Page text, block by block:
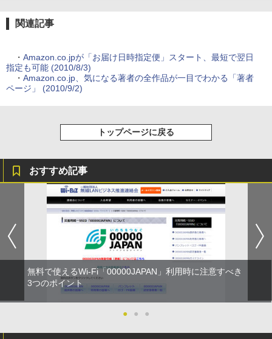
関連記事
・ Amazon.co.jpが「お届け日時指定便」スタート、最短で翌日
指定も可能 (2010/8/3)
・ Amazon.co.jp、気になる著者の全作品が一目でわかる「著者
ページ」 (2010/9/2)
トップページに戻る
おすすめ記事
無料で使えるWi-Fi「00000JAPAN」利用時に注意すべき
3つのポイント
● ● ●